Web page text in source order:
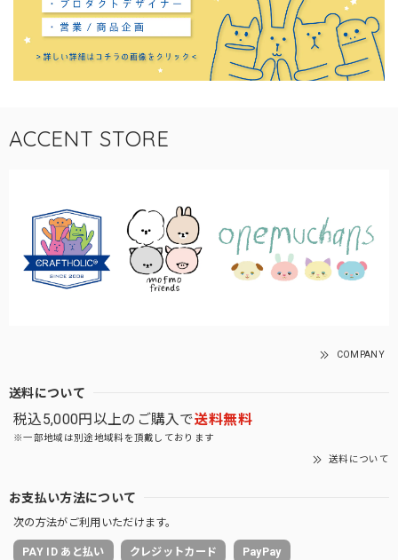
ACCENT STORE
COMPANY
送料について
税込5,000円以上のご購入で送料無料
※一部地域は別途地域料を頂戴しております
送料について
お支払い方法について
次の方法がご利用いただけます。
PAY ID あと払い クレジットカード PayPay